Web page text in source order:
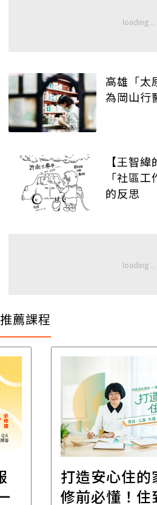
高雄「太
為岡山行
【王智
「社區
的反思
推薦課程
遺贈稅規劃
財稅專家親
產傳承更有